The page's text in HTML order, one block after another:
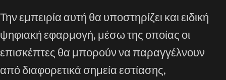
Την εμπειρία αυτή θα υποστηρίζει και ειδική
ψηφιακή εφαρμογή, μέσω της οποίας οι
επισκέπτες θα μπορούν να παραγγέλνουν
από διαφορετικά σημεία εστίασης,